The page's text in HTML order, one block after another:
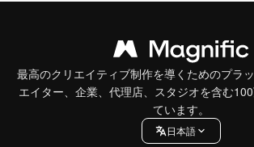
最高のクリエイティブ制作を導くためのプラ
エイター、企業、代理店、スタジオを含む
ています。
日本語